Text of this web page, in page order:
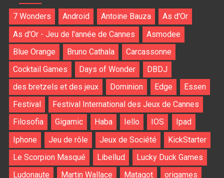
7 Wonders Android Antoine Bauza
As d'Or
As d'Or - Jeu de l'année de Cannes
Asmodee
Blue Orange
Bruno Cathala
Carcassonne
Cocktail Games
Days of Wonder
DBDJ
des bretzels et des jeux
Dominion Edge
Essen
Festival
Festival International des Jeux de Cannes
Filosofia
Gigamic Haba Iello IOS
Ipad
Iphone
Jeu de rôle Jeux de Société
KickStarter
Le Scorpion Masqué
Libellud
Lucky Duck Games
Ludonaute
Martin Wallace Matagot origames